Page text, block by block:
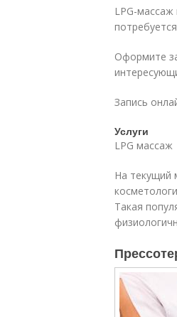
LPG-массаж
Оформите
Запись
Услуги
LPG массаж
На текущий
Такая